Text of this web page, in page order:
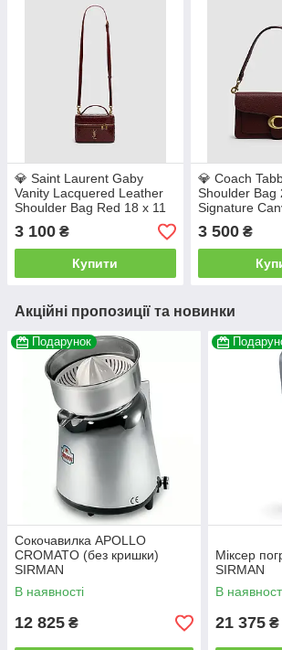
💎 Saint Laurent Gaby
Vanity Lacquered Leather
Shoulder Bag Red 18 х 11
х 6.5 см
3 100 ₴
Купити
💎 Coach
Shoulder Bag
Signature
6.5 см
3 500₴
Акційні пропозиції та новинки
Подарунок
Сокочавилка APOLLO
CROMATO (без кришки)
SIRMAN
В наявності
12 825 ₴
Міксер
SIRMAN
В
21 375 ₴